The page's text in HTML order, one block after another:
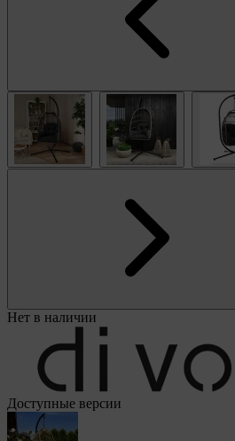
Нет в наличии
Доступные версии